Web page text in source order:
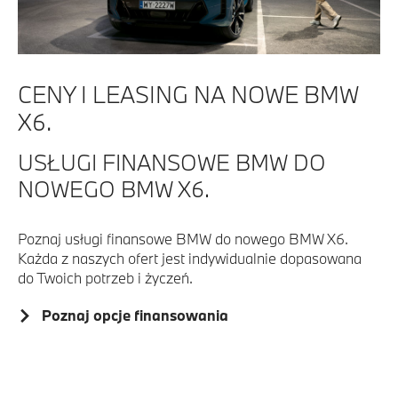
CENY I LEASING NA NOWE BMW
X6.
USŁUGI FINANSOWE BMW DO
NOWEGO BMW X6.
Poznaj usługi finansowe BMW do nowego BMW X6.
Każda z naszych ofert jest indywidualnie dopasowana
do Twoich potrzeb i życzeń.
Poznaj opcje finansowania